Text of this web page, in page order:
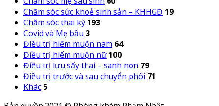
Chăm sóc sức khoẻ sinh sản – KHHGĐ 19
Chăm sóc thai kỳ 193
Covid và Mẹ bầu 3
Điều trị hiếm muộn nam 64
Điều trị hiếm muộn nữ 100
Điều trị lưu sẩy thai – sanh non 79
Điều trị trước và sau chuyển phôi 71
Khác 5